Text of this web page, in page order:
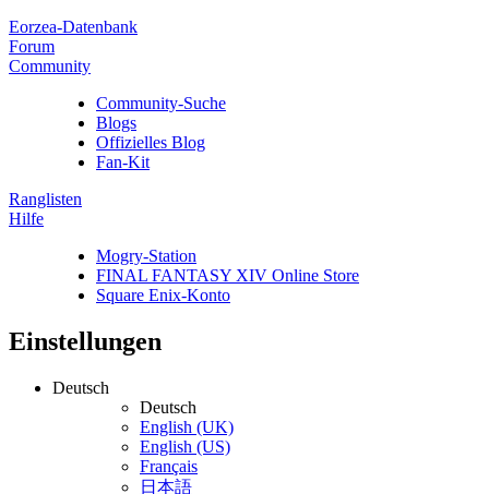
Eorzea-Datenbank
Forum
Community
Community-Suche
Blogs
Offizielles Blog
Fan-Kit
Ranglisten
Hilfe
Mogry-Station
FINAL FANTASY XIV Online Store
Square Enix-Konto
Einstellungen
Deutsch
Deutsch
English (UK)
English (US)
Français
日本語